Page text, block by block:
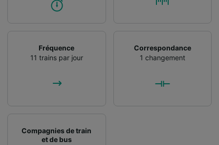
Fréquence
11 trains par jour
Correspondance
1 changement
Compagnies de train
et de bus